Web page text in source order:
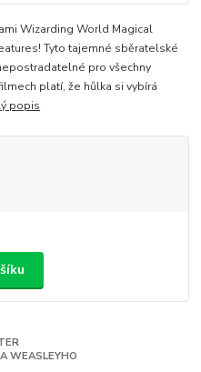
Wizarding World Magical
Tyto tajemné sběratelské
pro všechny
platí, že hůlka si vybírá
popis
WEASLEYHO